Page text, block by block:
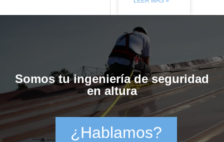
Somos tu ingeniería de seguridad
en altura
¿Hablamos?